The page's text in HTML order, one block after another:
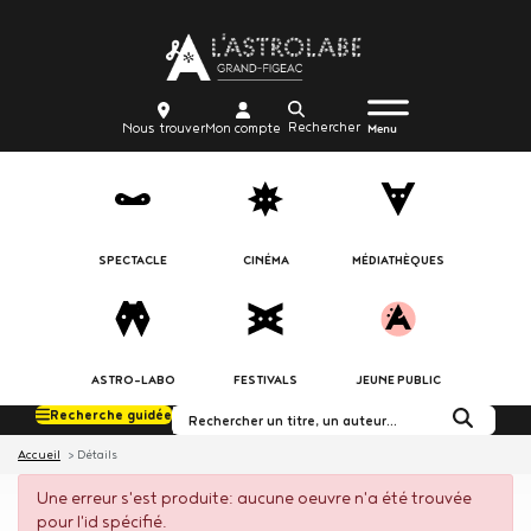
au
contenu
principal
Body
trouver
Nous trouvercompte
Mon compte
Recherche
Menu
burger
Body
icon_trigger
Menu
SPECTACLE CINÉMA MÉDIATHÈQUES
ASTRO-LABO FESTIVALS JEUNE PUBLIC
Rechercher dans le
Recherche guidée
Accueil Détails
Une erreur s'est produite: aucune oeuvre n'a été trouvée
pour l'id spécifié.